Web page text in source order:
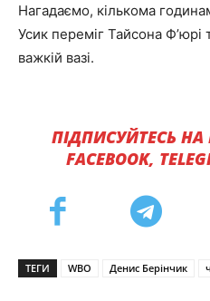
Нагадаємо, кількома
Усик переміг Тайсона Ф’юрі
важкій вазі.
ПІДПИСУЙТЕСЬ
FACEBOOK,
ТЕГИ WBO Денис Берінчик